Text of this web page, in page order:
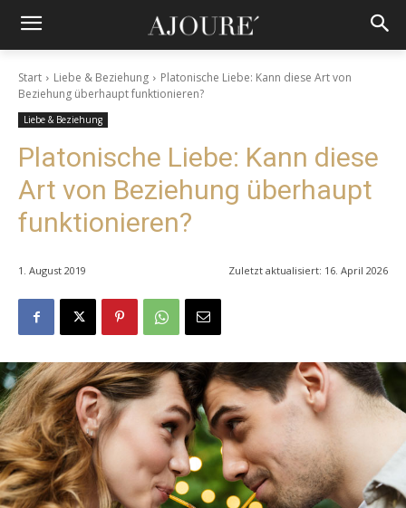
Start Liebe & Beziehung
Platonische Liebe: Kann diese Art von
Beziehung überhaupt funktionieren?
Liebe & Beziehung
Platonische Liebe: Kann diese
Art von Beziehung überhaupt
funktionieren?
1. August 2019 Zuletzt aktualisiert: 16. April 2026